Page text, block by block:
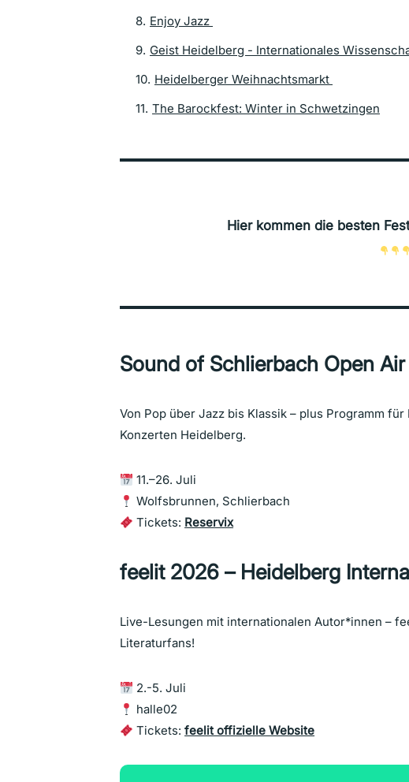
8. Enjoy Jazz
9. Geist Heidelberg - Internationales
10. Heidelberger Weihnachtsmarkt
11. The Barockfest: Winter in Schwetzingen
Hier kommen die besten
Sound of Schlierbach Open
Von Pop über Jazz bis Klassik – plus Programm
Konzerten Heidelberg.
11.–26. Juli
Wolfsbrunnen, Schlierbach
Tickets: Reservix
feelit 2026 – Heidelberg
Live-Lesungen mit internationalen Autor*innen –
Literaturfans!
2.-5. Juli
halle02
Tickets:feelit offizielle Website